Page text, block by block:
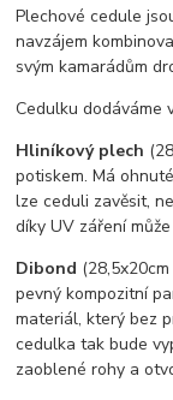
Plechové cedule
navzájem
svým kamarádům
Cedulku dodáváme
Hliníkový plech
potiskem. Má
lze ceduli zavěsit,
díky UV záření
Dibond
pevný kompozitní
materiál, který bez
cedulka tak bude
zaoblené rohy a